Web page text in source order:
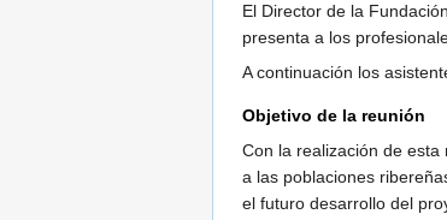
El Director de la
presenta a los
A continuación los
Objetivo de la reunión
Con la realización de
a las poblaciones
el futuro desarrollo del